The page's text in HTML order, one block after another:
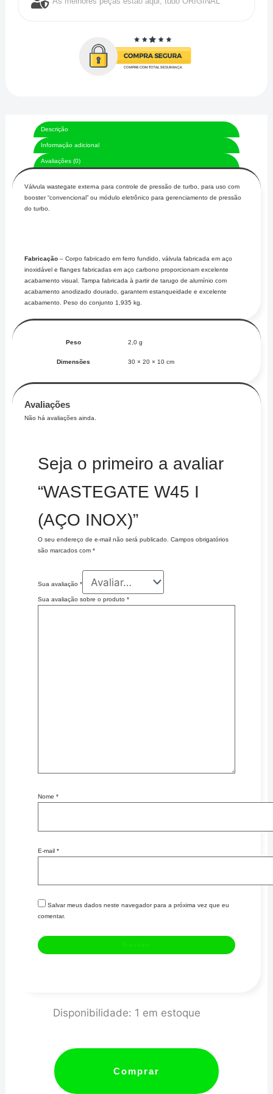
Descrição
Informação adicional
Avaliações (0)
Válvula wastegate externa para controle de pressão de turbo, para uso com
booster “convencional” ou módulo eletrônico para gerenciamento de pressão
do turbo.
Fabricação – Corpo fabricado em ferro fundido, válvula fabricada em aço
inoxidável e flanges fabricadas em aço carbono proporcionam excelente
acabamento visual. Tampa fabricada à partir de tarugo de alumínio com
acabamento anodizado dourado, garantem estanqueidade e excelente
acabamento. Peso do conjunto 1,935 kg.
Peso 2,0 g
Dimensões 30 × 20 × 10 cm
Avaliações
Não há avaliações ainda.
Seja o primeiro a avaliar
“WASTEGATE W45 I
(AÇO INOX)”
O seu endereço de e-mail não será publicado. Campos obrigatórios
são marcados com *
Sua avaliação *
Sua avaliação sobre o produto *
Nome *
E-mail *
Salvar meus dados neste navegador para a próxima vez que eu
comentar.
Disponibilidade: 1 em estoque
W45
(AÇO
INOX)
Comprar